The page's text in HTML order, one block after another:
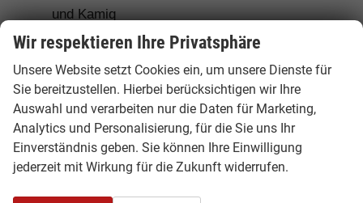
und Kamiq
Für Vielfahrer:Skoda Octavia, Superb und
Diesel- oder Automatikmodelle
Für SUV-Fans:Skoda Kamiq, Karoq, Kodiaq
und Enyaq
Für Elektroauto-Interessenten:Skoda
Enyaq und weitere elektrische Skoda Modelle
Wir respektieren Ihre Privatsphäre
Unsere Website setzt Cookies ein, um unsere Dienste für
Sie bereitzustellen. Hierbei berücksichtigen wir Ihre
Auswahl und verarbeiten nur die Daten für Marketing,
Analytics und Personalisierung, für die Sie uns Ihr
Einverständnis geben. Sie können Ihre Einwilligung
jederzeit mit Wirkung für die Zukunft widerrufen.